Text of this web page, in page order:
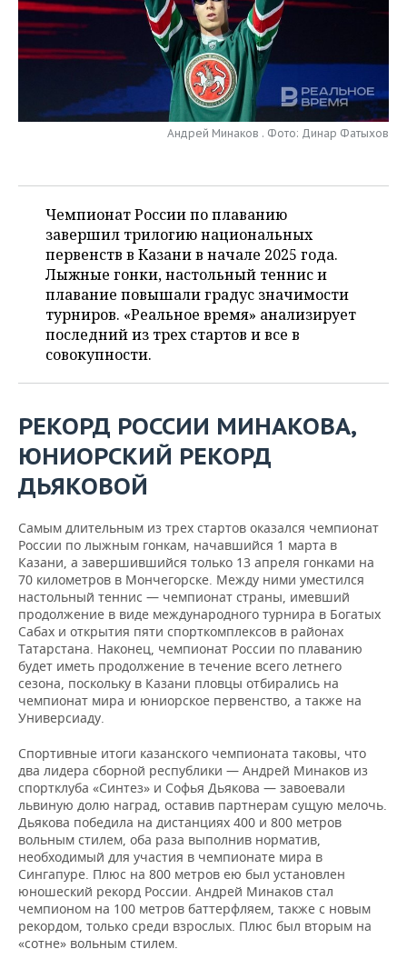
НЕФТЕХИМИЯ
НЕФТЬ
РОЗНИЧНАЯ ТОРГОВЛЯ
УСЛУГИ
НОВОСТИ ТЕХНОЛОГИЙ
МЕДИА
МЕРОПРИЯТИЯ
НОВОСТИ МЕРОПРИЯТИЙ
ВЫЕЗДНАЯ РЕДАКЦИЯ
ОТКРЫТАЯ ЛЕКЦИЯ
НОВОСТИ СПОРТА
БАСКЕТБОЛ
ВОЛЕЙБОЛ
КИБЕРСПОРТ
ФИГУРНОЕ КАТАНИЕ
ХОККЕЙ С МЯЧОМ
ОБЩЕСТВО
ИНФРАСТРУКТУРА
ИСТОРИЯ
КУЛЬТУРА
МЕДИЦИНА
ПРОИСШЕСТВИЯ
СПРАВОЧНИК
СПИСОК ПЕРСОН
СПИСОК КОМПАНИЙ
ПОЛНАЯ ВЕРСИЯ
Андрей Минаков . Фото: Динар Фатыхов
Чемпионат России по плаванию
завершил трилогию национальных
первенств в Казани в начале 2025 года.
Лыжные гонки, настольный теннис и
плавание повышали градус значимости
турниров. «Реальное время» анализирует
последний из трех стартов и все в
совокупности.
РЕКОРД РОССИИ МИНАКОВА,
ЮНИОРСКИЙ РЕКОРД
ДЬЯКОВОЙ
Самым длительным из трех стартов оказался чемпионат
России по лыжным гонкам, начавшийся 1 марта в
Казани, а завершившийся только 13 апреля гонками на
70 километров в Мончегорске. Между ними уместился
настольный теннис — чемпионат страны, имевший
продолжение в виде международного турнира в Богатых
Сабах и открытия пяти спорткомплексов в районах
Татарстана. Наконец, чемпионат России по плаванию
будет иметь продолжение в течение всего летнего
сезона, поскольку в Казани пловцы отбирались на
чемпионат мира и юниорское первенство, а также на
Универсиаду.
Спортивные итоги казанского чемпионата таковы, что
два лидера сборной республики — Андрей Минаков из
спортклуба «Синтез» и Софья Дьякова — завоевали
львиную долю наград, оставив партнерам сущую мелочь.
Дьякова победила на дистанциях 400 и 800 метров
вольным стилем, оба раза выполнив норматив,
необходимый для участия в чемпионате мира в
Сингапуре. Плюс на 800 метров ею был установлен
юношеский рекорд России. Андрей Минаков стал
чемпионом на 100 метров баттерфляем, также с новым
рекордом, только среди взрослых. Плюс был вторым на
«сотне» вольным стилем.